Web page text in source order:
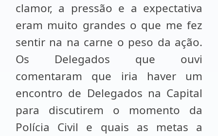
clamor, a pressão e a expectativa
eram muito grandes o que me fez
sentir na na carne o peso da ação.
Os Delegados que ouvi
comentaram que iria haver um
encontro de Delegados na Capital
para discutirem o momento da
Polícia Civil e quais as metas a